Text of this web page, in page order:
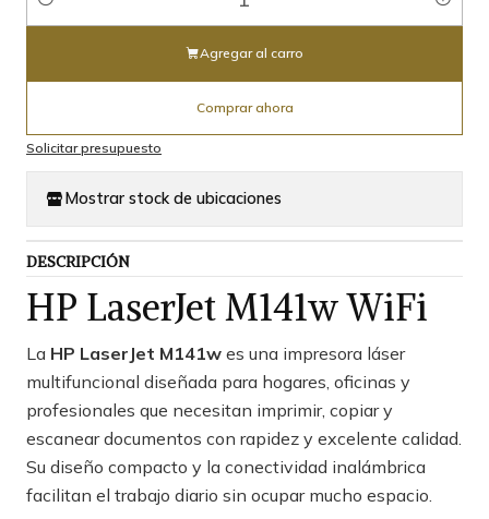
Cantidad
Agregar al carro
Comprar ahora
Solicitar presupuesto
Mostrar stock de ubicaciones
DESCRIPCIÓN
HP LaserJet M141w WiFi
La HP LaserJet M141w es una impresora láser
multifuncional diseñada para hogares, oficinas y
profesionales que necesitan imprimir, copiar y
escanear documentos con rapidez y excelente calidad.
Su diseño compacto y la conectividad inalámbrica
facilitan el trabajo diario sin ocupar mucho espacio.